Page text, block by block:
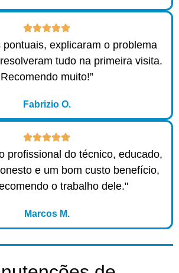
pontuais, explicaram o problema
tudo na primeira visita.
Recomendo muito!”
Fabrizio O.
profissional do técnico, educado,
e um bom custo benefício,
o trabalho dele."
Marcos M.